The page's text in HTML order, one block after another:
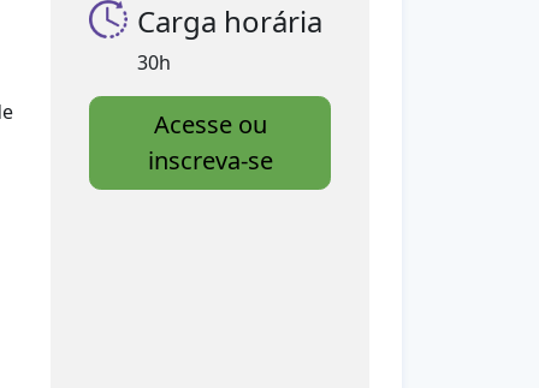
Carga horária
30h
Acesse ou
inscreva-se